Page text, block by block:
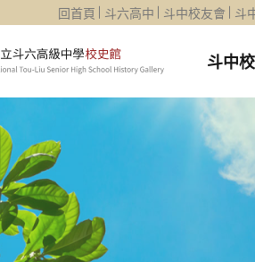
回首頁 斗六高中 斗中校友會 斗
斗中